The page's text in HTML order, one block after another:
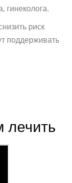
гинеколога.
риск
поддерживать
лечить